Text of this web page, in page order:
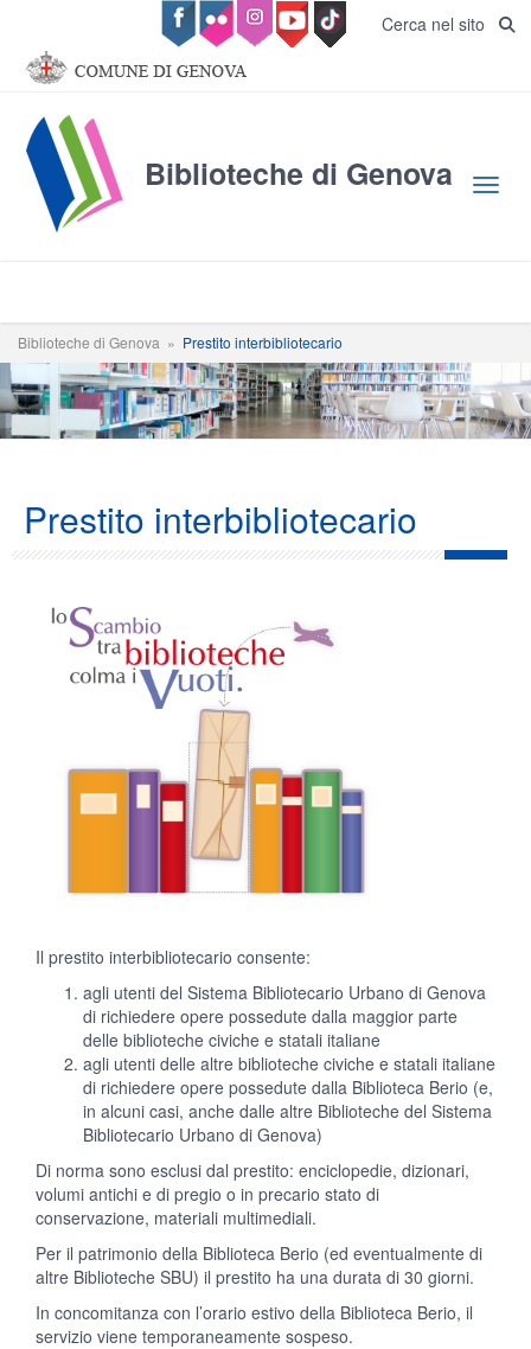
Salta al contenuto principale Cerca nel sito
Biblioteche di Genova
Biblioteche di Genova » Prestito interbibliotecario
Prestito interbibliotecario
Il prestito interbibliotecario consente:
agli utenti del Sistema Bibliotecario Urbano di Genova
di richiedere opere possedute dalla maggior parte
delle biblioteche civiche e statali italiane
agli utenti delle altre biblioteche civiche e statali italiane
di richiedere opere possedute dalla Biblioteca Berio (e,
in alcuni casi, anche dalle altre Biblioteche del Sistema
Bibliotecario Urbano di Genova)
Di norma sono esclusi dal prestito: enciclopedie, dizionari,
volumi antichi e di pregio o in precario stato di
conservazione, materiali multimediali.
Per il patrimonio della Biblioteca Berio (ed eventualmente di
altre Biblioteche SBU) il prestito ha una durata di 30 giorni.
In concomitanza con l’orario estivo della Biblioteca Berio, il
servizio viene temporaneamente sospeso.